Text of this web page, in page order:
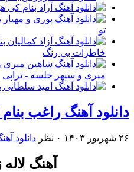
تو
خاطرات بی رنگ
میری و سپهر خلسه - تراپی
دانلود آهنگ راغب بنام
۲۶ شهریور ۱۴۰۳ ۰ نظر دانلود
آهنگ